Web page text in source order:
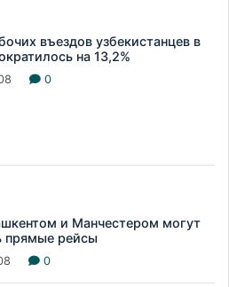
въездов узбекистанцев в
на 13,2%
0
и Манчестером могут
прямые рейсы
0